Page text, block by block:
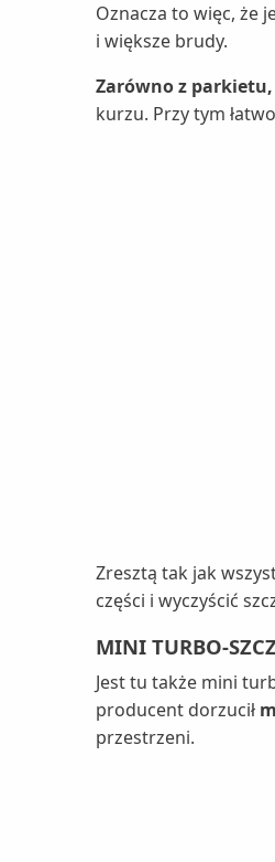
Oznacza to więc, że
i większe brudy.
Zarówno z
kurzu. Przy tym
Zresztą tak jak
części i wyczyścić
MINI TURBO-
Jest tu także mini
producent dorzucił
przestrzeni.